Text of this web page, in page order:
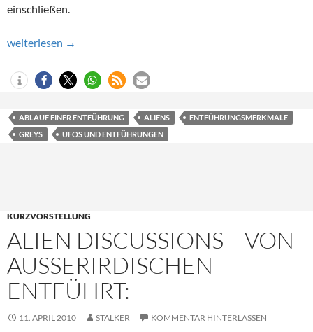
einschließen.
Karla Turner: Eingriff. Verstrickt in den Plan der Außerirdischen
weiterlesen →
ABLAUF EINER ENTFÜHRUNG ALIENS
ENTFÜHRUNGSMERKMALE
GREYS
UFOS UND ENTFÜHRUNGEN
KURZVORSTELLUNG
ALIEN DISCUSSIONS – VON
AUSSERIRDISCHEN
ENTFÜHRT:
11. APRIL 2010 STALKER KOMMENTAR HINTERLASSEN